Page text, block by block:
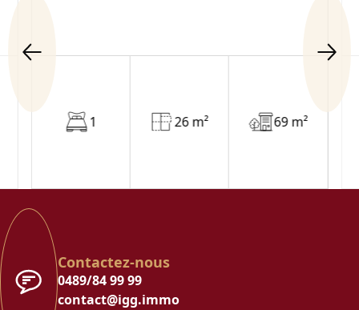
1 26 m² 69 m²
Contactez-nous
0489/84 99 99
contact@igg.immo